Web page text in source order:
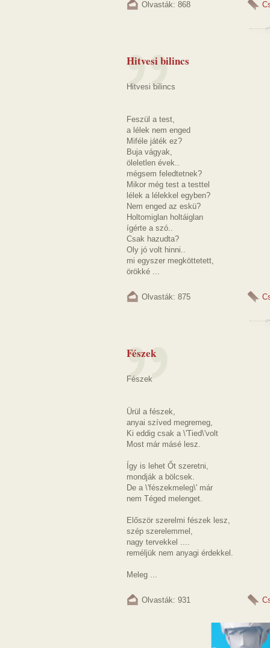
Olvasták: 868
Hitvesi bilincs
Hitvesi bilincs
Feszül a test,
a lélek nem enged
Miféle játék ez?
Buja vágyak,
öleletlen évek..
mégsem feledtetnek?
Mikor még test a testtel
lélek a lélekkel egyben?
Nem enged az eskü?
Holtomiglan holtáiglan
ígérte a szó..
Csak hazudta?
Oly jó volt hinni..
mi egyszer megköttetett,
örökké ...
Olvasták: 875
Fészek
Fészek
Ürül a fészek,
anyai szíved megremeg,
Ki eddig csak a \'Tied\'volt
Most már másé lesz.
Így is lehet Őt szeretni,
mondják a bölcsek.
De a \'fészekmeleg\' már
nem Téged melenget.
Először szerelmi fészek lesz,
szép szerelemmel,
nagy tervekkel ....
reméljük nem anyagi érdekkel.
Meleg ...
Olvasták: 931